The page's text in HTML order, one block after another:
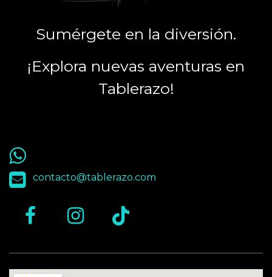
Sumérgete en la diversión.
¡Explora nuevas aventuras en
Tablerazo!
55 9563 4848
contacto@tablerazo.com